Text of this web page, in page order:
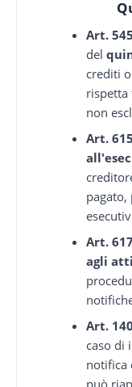
Art.
del
crediti
non
Art.
Art.
agli
Art.
caso di
notifica
può